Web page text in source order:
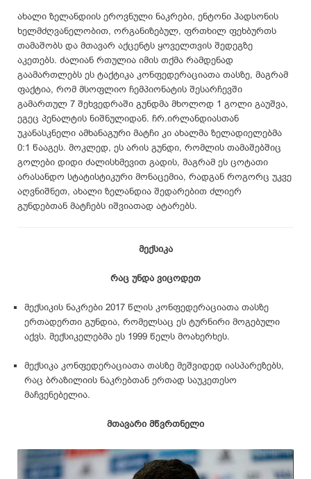
ახალი ზელანდიის ეროვნული ნაკრები, ენტონი ჰადსონის
ხელმძღვანელობით, ორგანიზებულ, ფრთხილ ფეხბურთს
თამაშობს და მთავარ აქცენტს ყოველთვის შედეგზე
აკეთებს. ძალიან რთულია იმის თქმა რამდენად
გაამართლებს ეს ტაქტიკა კონფედერაციათა თასზე, მაგრამ
ფაქტია, რომ მსოფლიო ჩემპიონატის შესარჩევში
გამართულ 7 შეხვედრაში გუნდმა მხოლოდ 1 გოლი გაუშვა,
ეგეც პენალტის ნიშნულიდან. ჩრ.ირლანდიასთან
უკანასკნელი ამხანაგური მატჩი კი ახალმა ზელადიელებმა
0:1 წააგეს. მოკლედ, ეს არის გუნდი, რომლის თამაშებშიც
გოლები დიდი ძალისხმევით გადის, მაგრამ ეს ცოტათი
არასანდო სტატისტიკური მონაცემია, რადგან როგორც უკვე
აღვნიშნეთ, ახალი ზელანდია შედარებით ძლიერ
გუნდებთან მატჩებს იშვიათად ატარებს.
მექსიკა
რაც უნდა ვიცოდეთ
მექსიკის ნაკრები 2017 წლის კონფედერაციათა თასზე
ერთადერთი გუნდია, რომელსაც ეს ტურნირი მოგებული
აქვს. მექსიკელებმა ეს 1999 წელს მოახერხეს.
მექსიკა კონფედერაციათა თასზე მეშვიდედ იასპარეზებს,
რაც ბრაზილიის ნაკრებთან ერთად საუკეთესო
მაჩვენებელია.
მთავარი მწვრთნელი